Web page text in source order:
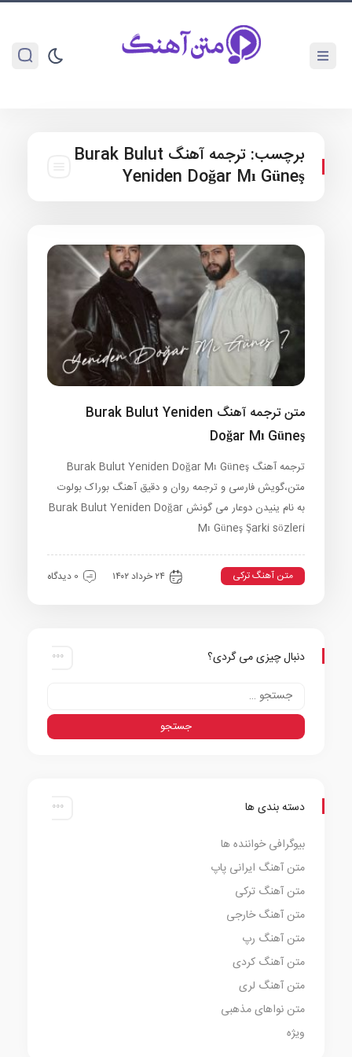
برچسب:
ترجمه آهنگ Burak Bulut
Yeniden Doğar Mı Güneş
متن ترجمه آهنگ Burak Bulut Yeniden
Doğar Mı Güneş
ترجمه آهنگ Burak Bulut Yeniden Doğar Mı Güneş
متن،گویش فارسی و ترجمه روان و دقیق آهنگ بوراک بولوت
به نام ینیدن دوعار می گونش Burak Bulut Yeniden Doğar
Mı Güneş Şarki sözleri
متن آهنگ ترکی ۲۴ خرداد ۱۴۰۲ 0 دیدگاه
دنبال چیزی می گردی؟
دسته بندی ها
بیوگرافی خواننده ها
متن آهنگ ایرانی پاپ
متن آهنگ ترکی
متن آهنگ خارجی
متن آهنگ رپ
متن آهنگ کردی
متن آهنگ لری
متن نواهای مذهبی
ویژه